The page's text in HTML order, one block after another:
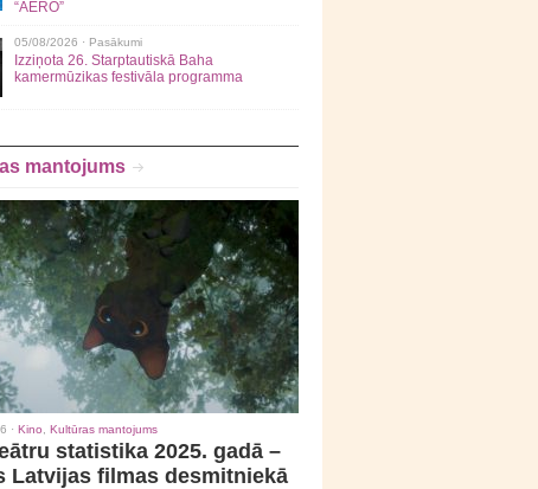
“AERO”
05/08/2026 · Pasākumi
Izziņota 26. Starptautiskā Baha
kamermūzikas festivāla programma
mantojums
· Kino Kultūras mantojums
statistika 2025. gadā –
Latvijas filmas desmitniekā